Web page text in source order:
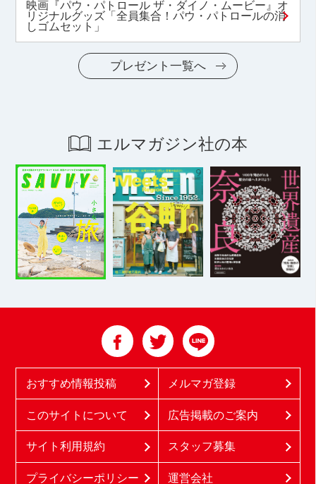
映画『パウ・パトロール ザ・ダイノ・ムービー』オ
リジナルグッズ「全員集合！パウ・パトロールの消
しゴムセット」
プレゼント一覧へ
エルマガジン社の本
おすすめ情報投稿 メルマガ登録
このサイトについて 広告掲載のご案内
サイト利用規約 スタッフ募集
プライバシーポリシー 運営会社